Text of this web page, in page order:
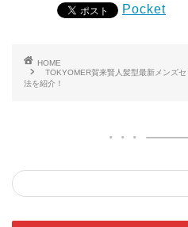
Pocket
HOME
TOKYOMER賀来賢人髪型最新メンズ
法を紹介！